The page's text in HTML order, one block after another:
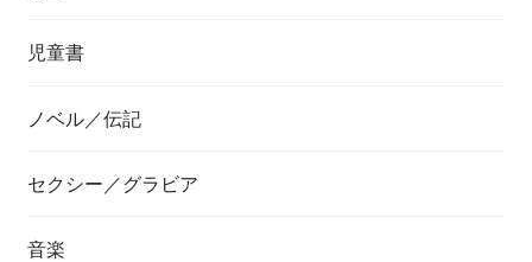
児童書
ノベル／伝記
セクシー／グラビア
音楽